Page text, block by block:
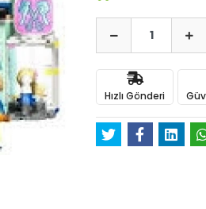
Hızlı Gönderi